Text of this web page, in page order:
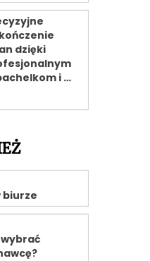
dzięki
i …
biurze